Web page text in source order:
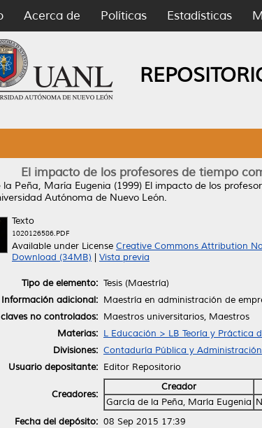
Acerca de Políticas Estadísticas
El impacto de los profesores de tiempo
la Peña, María Eugenia (1999) El impacto de los
Autónoma de Nuevo León.
Texto
1020126586.PDF
Available under License Creative Commons Attribution
Download (34MB)
Vista previa
Tipo de elemento: Tesis (Maestría)
Información adicional: Maestría en administración de
no controlados: Maestros universitarios, Maestros
Materias: L Educación > LB Teoría y Práctica
Divisiones: Contaduría Pública y Administración
Usuario depositante: Editor Repositorio
Creadores:
Creador
García de la Peña, María Eugenia
Fecha del depósito: 08 Sep 2015 17:39